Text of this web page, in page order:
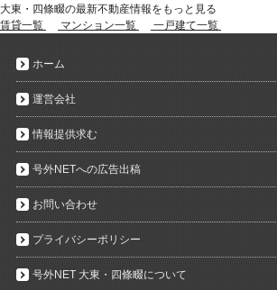
大東・四條畷の最新不動産情報をもっと見る
賃貸一覧
マンション一覧 一戸建て一覧
ホーム
運営会社
情報提供求む
号外NETへの広告出稿
お問い合わせ
プライバシーポリシー
号外NET 大東・四條畷について